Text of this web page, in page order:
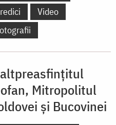
Video
Mitropolitul
și Bucovinei